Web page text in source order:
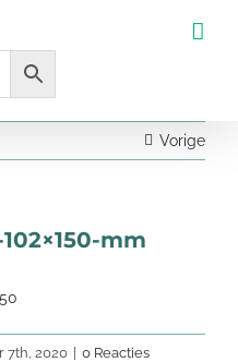
Vorige
mm
7th, 2020 0 Reacties